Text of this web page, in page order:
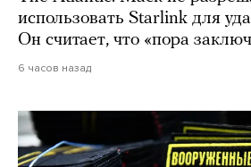
использовать Starlink для
Он считает, что «пора
6 часов назад